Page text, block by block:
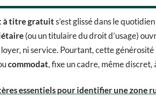
à titre gratuits’est glissé dans le
(ou un titulaire du droit d’usage)
ni service. Pourtant, cette générosité
commodat, fixe un cadre, même discret,
essentiels pour identifier une zone